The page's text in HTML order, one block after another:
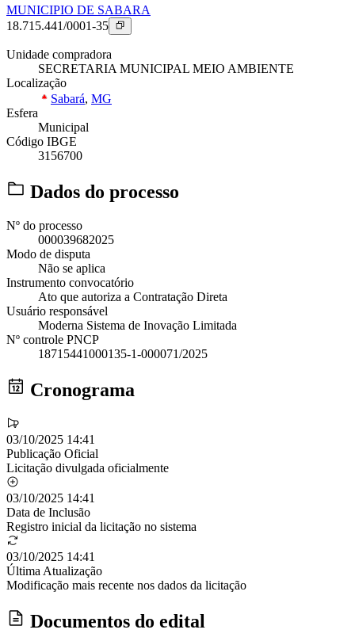
MUNICIPIO DE SABARA
18.715.441/0001-35
Unidade compradora
SECRETARIA MUNICIPAL MEIO AMBIENTE
Localização
Sabará, MG
Esfera
Municipal
Código IBGE
3156700
Dados do processo
Nº do processo
000039682025
Modo de disputa
Não se aplica
Instrumento convocatório
Ato que autoriza a Contratação Direta
Usuário responsável
Moderna Sistema de Inovação Limitada
Nº controle PNCP
18715441000135-1-000071/2025
Cronograma
03/10/2025 14:41
Publicação Oficial
Licitação divulgada oficialmente
03/10/2025 14:41
Data de Inclusão
Registro inicial da licitação no sistema
03/10/2025 14:41
Última Atualização
Modificação mais recente nos dados da licitação
Documentos do edital